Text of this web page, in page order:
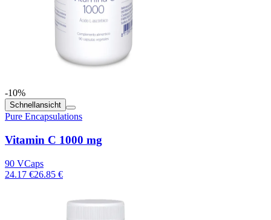
-10%
Schnellansicht
Pure Encapsulations
Vitamin C 1000 mg
90 VCaps
24.17 €26.85 €